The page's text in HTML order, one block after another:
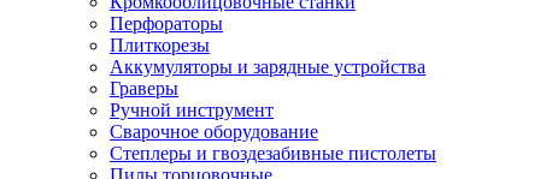
Перфораторы
Плиткорезы
Аккумуляторы и зарядные устройства
Граверы
Ручной инструмент
Сварочное оборудование
Степлеры и гвоздезабивные пистолеты
Пилы торцовочные